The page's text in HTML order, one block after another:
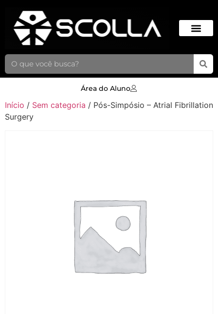
Área do Aluno
Início / Sem categoria / Pós-Simpósio – Atrial Fibrillation
Surgery